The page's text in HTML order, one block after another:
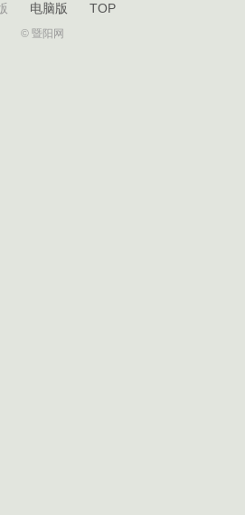
电脑版 TOP
© 暨阳网